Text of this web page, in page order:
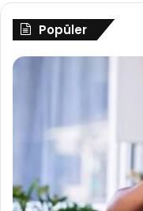
Popüler